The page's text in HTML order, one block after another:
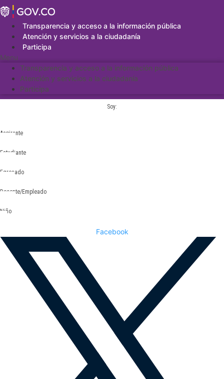
Saltar
al
contenidoTransparencia y acceso a la información pública
Atención y servicios a la ciudadanía
Participa
Menu
Transparencia y acceso a la información pública
Atención y servicios a la ciudadanía
Participa
Soy:
Aspirante
Estudiante
Egresado
Docente/Empleado
Niño
Facebook